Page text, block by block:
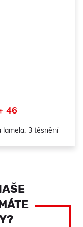
46
lamela, 3 těsnění